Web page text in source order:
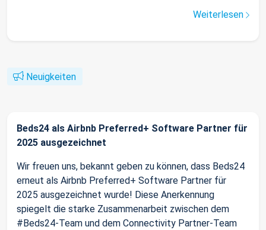
Weiterlesen
Neuigkeiten
Beds24 als Airbnb Preferred+ Software Partner für
2025 ausgezeichnet
Wir freuen uns, bekannt geben zu können, dass Beds24
erneut als Airbnb Preferred+ Software Partner für
2025 ausgezeichnet wurde! Diese Anerkennung
spiegelt die starke Zusammenarbeit zwischen dem
#Beds24-Team und dem Connectivity Partner-Team